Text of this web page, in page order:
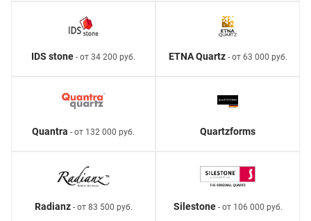
IDS stone - от 34 200 руб. ETNA Quartz- от 63 000 руб.
Quantra - от 132 000 руб. Quartzforms
Radianz- от 83 500 руб. Silestone- от 106 000 руб.